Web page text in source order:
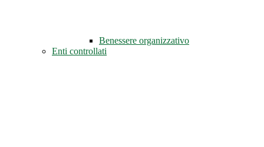
Benessere organizzativo
Enti controllati